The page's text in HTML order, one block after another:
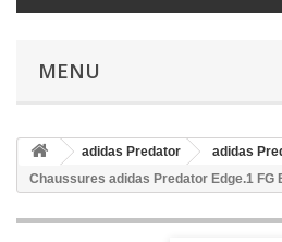
MENU
adidas Predator
adidas
Chaussures adidas Predator Edge.1 FG